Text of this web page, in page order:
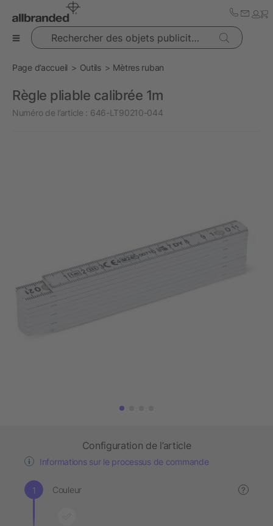
Rechercher des objets publicitaires
Page d’accueil Outils Mètres ruban
Règle pliable calibrée 1m
Numéro de l’article : 646-LT90210-044
Configuration de l’article
Informations sur le processus de commande
Couleur ?